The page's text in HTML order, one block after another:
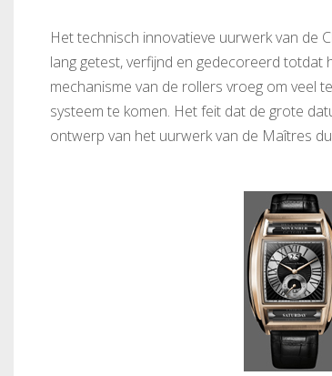
Het technisch innovatieve uurwerk van de
lang getest, verfijnd en gedecoreerd
mechanisme van de rollers vroeg om veel
systeem te komen. Het feit dat de grote
ontwerp van het uurwerk van de Maîtres